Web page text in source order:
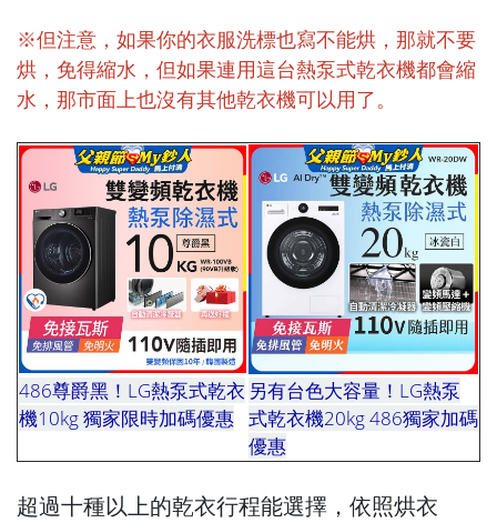
※但注意，如果你的衣服洗標也寫不能烘，那就不要
烘，免得縮水，但如果連用這台熱泵式乾衣機都會縮
水，那市面上也沒有其他乾衣機可以用了。
486尊爵黑！LG熱泵式乾衣
機10kg 獨家限時加碼優惠
另有台色大容量！LG熱泵
式乾衣機20kg 486獨家加碼
優惠
超過十種以上的乾衣行程能選擇，依照烘衣